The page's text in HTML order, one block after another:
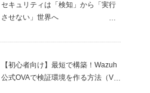
セキュリティは「検知」から「実行
させない」世界へ
ゼロトラストの考え方
【初心者向け】最短で構築！Wazuh
公式OVAで検証環境を作る方法（Virt